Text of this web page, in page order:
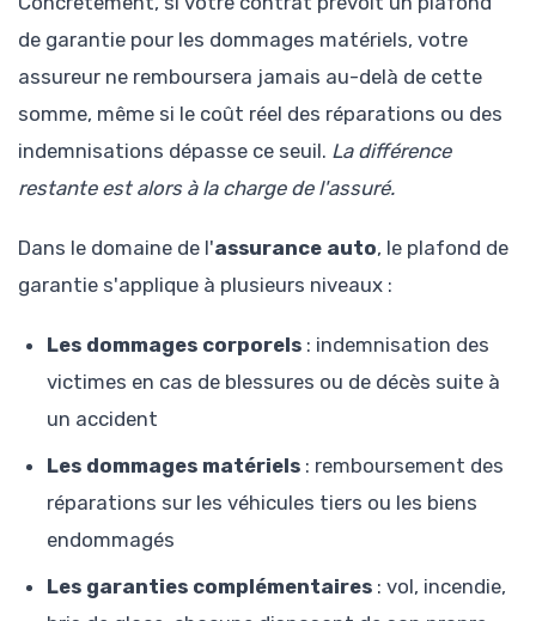
de garantie pour les dommages matériels, votre
assureur ne remboursera jamais au-delà de cette
somme, même si le coût réel des réparations ou des
indemnisations dépasse ce seuil. La différence
restante est alors à la charge de l'assuré.
Dans le domaine de l'assurance auto, le plafond de
garantie s'applique à plusieurs niveaux :
Les dommages corporels : indemnisation des
victimes en cas de blessures ou de décès suite à
un accident
Les dommages matériels : remboursement des
réparations sur les véhicules tiers ou les biens
endommagés
Les garanties complémentaires : vol, incendie,